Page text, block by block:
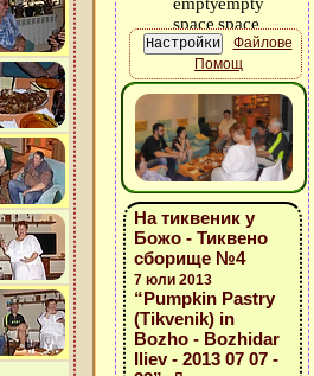
Файлове
Помощ
На тиквеник у
Божо - Тиквено
сборище №4
7 юли 2013
“Pumpkin Pastry
(Tikvenik) in
Bozho - Bozhidar
Iliev - 2013 07 07 -